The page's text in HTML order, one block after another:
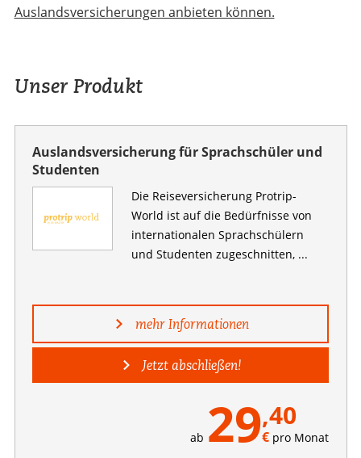
Auslandsversicherungen anbieten können.
Unser Produkt
Auslandsversicherung für Sprachschüler und
Studenten
Die Reiseversicherung Protrip-
World ist auf die Bedürfnisse von
internationalen Sprachschülern
und Studenten zugeschnitten, ...
ab 29,40
€pro Monat
mehr Informationen
Jetzt abschließen!